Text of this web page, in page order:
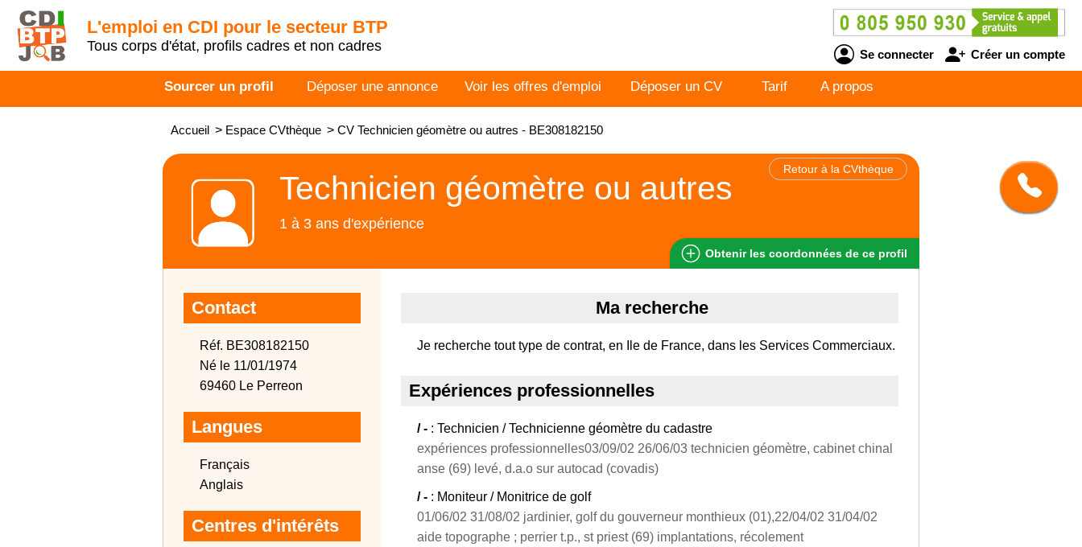
L'emploi en CDI pour le secteur BTP
Tous corps d'état, profils cadres et non cadres
Se connecter Créer un compte
Sourcer un profil Déposer une annonce Voir les offres d'emploi Déposer un CV Tarif A propos
Accueil > Espace CVthèque > CV Technicien géomètre ou autres - BE308182150
Retour à la CVthèque
Technicien géomètre ou autres
1 à 3 ans d'expérience
Obtenir les coordonnées de ce profil
Contact
Réf. BE308182150
Né le 11/01/1974
69460 Le Perreon
Langues
Français
Anglais
Centres d'intérêts
Ma recherche
Je recherche tout type de contrat, en Ile de France, dans les Services Commerciaux.
Expériences professionnelles
/ - : Technicien / Technicienne géomètre du cadastre
expériences professionnelles03/09/02 26/06/03 technicien géomètre, cabinet chinal
anse (69) levé, d.a.o sur autocad (covadis)
/ - : Moniteur / Monitrice de golf
01/06/02 31/08/02 jardinier, golf du gouverneur monthieux (01),22/04/02 31/04/02
aide topographe ; perrier t.p., st priest (69) implantations, récolement